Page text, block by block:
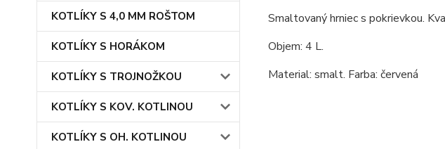
KOTLÍKY S 4,0 MM ROŠTOM
KOTLÍKY S HORÁKOM
KOTLÍKY S TROJNOŽKOU
KOTLÍKY S KOV. KOTLINOU
KOTLÍKY S OH. KOTLINOU
Smaltovaný hrniec s pokrievkou.
Objem: 4 L.
Material: smalt. Farba: červená